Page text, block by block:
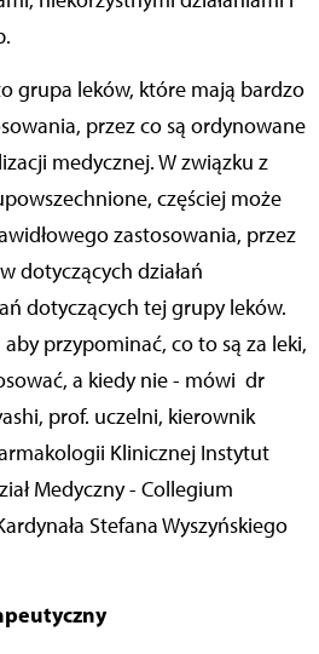
grupa leków, które mają bardzo
przez co są ordynowane
medycznej. W związku z
częściej może
zastosowania, przez
dotyczących działań
dotyczących tej grupy leków.
przypominać, co to są za leki,
a kiedy nie - mówi dr
prof. uczelni, kierownik
Klinicznej Instytut
Medyczny - Collegium
Stefana Wyszyńskiego